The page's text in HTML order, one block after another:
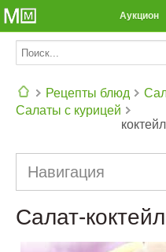
Аукцион
Рецепты блюд
Салаты с курицей
Навигация
Салат-